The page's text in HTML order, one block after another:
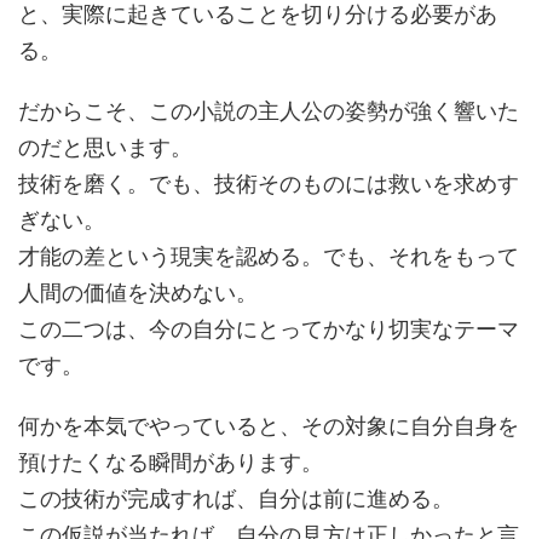
と、実際に起きていることを切り分ける必要があ
る。
だからこそ、この小説の主人公の姿勢が強く響いた
のだと思います。
技術を磨く。でも、技術そのものには救いを求めす
ぎない。
才能の差という現実を認める。でも、それをもって
人間の価値を決めない。
この二つは、今の自分にとってかなり切実なテーマ
です。
何かを本気でやっていると、その対象に自分自身を
預けたくなる瞬間があります。
この技術が完成すれば、自分は前に進める。